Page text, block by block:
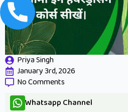
Priya Singh
January 3rd, 2026
No Comments
Whatsapp Channel